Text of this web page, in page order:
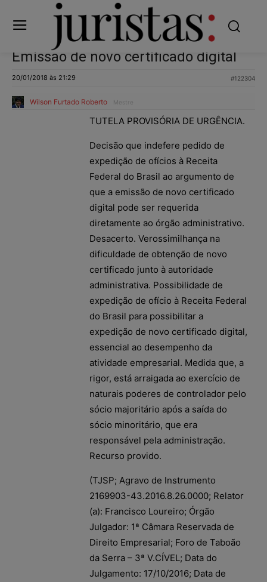
Emissão de novo certificado digital
20/01/2018 às 21:29 #122304
Wilson Furtado Roberto Mestre
TUTELA PROVISÓRIA DE URGÊNCIA.
Decisão que indefere pedido de
expedição de ofícios à Receita
Federal do Brasil ao argumento de
que a emissão de novo certificado
digital pode ser requerida
diretamente ao órgão administrativo.
Desacerto. Verossimilhança na
dificuldade de obtenção de novo
certificado junto à autoridade
administrativa. Possibilidade de
expedição de ofício à Receita Federal
do Brasil para possibilitar a
expedição de novo certificado digital,
essencial ao desempenho da
atividade empresarial. Medida que, a
rigor, está arraigada ao exercício de
naturais poderes de controlador pelo
sócio majoritário após a saída do
sócio minoritário, que era
responsável pela administração.
Recurso provido.
(TJSP; Agravo de Instrumento
2169903-43.2016.8.26.0000; Relator
(a): Francisco Loureiro; Órgão
Julgador: 1ª Câmara Reservada de
Direito Empresarial; Foro de Taboão
da Serra – 3ª V.CÍVEL; Data do
Julgamento: 17/10/2016; Data de